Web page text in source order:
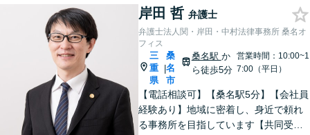
岸田 哲 弁護士
弁護士法人関・岸田・中村法律事務所 桑名オ
フィス
三
重
県
|
桑
名
市
桑名駅 か
ら徒歩5分
営業時間：10:00~1
7:00（平日）
【電話相談可】【桑名駅5分】【会社員
経験あり】地域に密着し、身近で頼れ
る事務所を目指しています【共同受任